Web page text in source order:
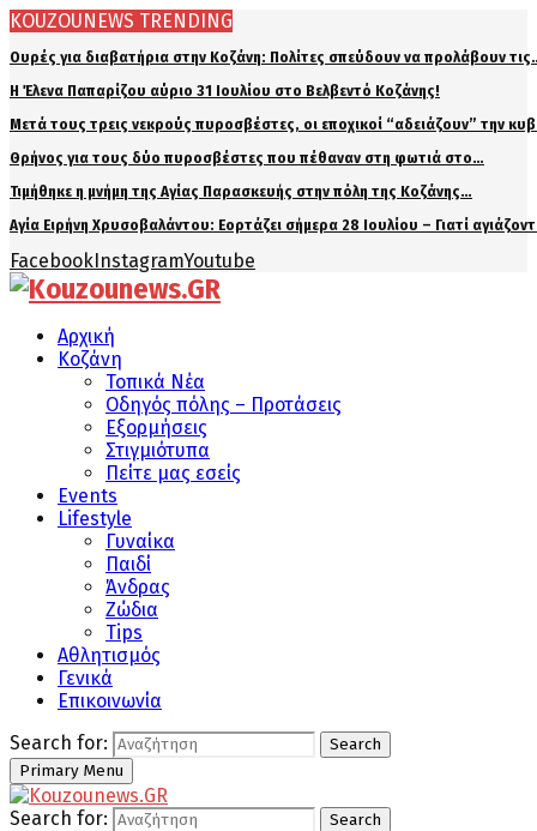
KOUZOUNEWS TRENDING
Ουρές για διαβατήρια στην Κοζάνη: Πολίτες σπεύδουν να προλάβουν
Η Έλενα Παπαρίζου αύριο 31 Ιουλίου στο Βελβεντό Κοζάνης!
Μετά τους τρεις νεκρούς πυροσβέστες, οι εποχικοί “αδειάζουν” την
Θρήνος για τους δύο πυροσβέστες που πέθαναν στη φωτιά στο…
Τιμήθηκε η μνήμη της Αγίας Παρασκευής στην πόλη της Κοζάνης…
Αγία Ειρήνη Χρυσοβαλάντου: Εορτάζει σήμερα 28 Ιουλίου – Γιατί
FacebookInstagramYoutube
Αρχική
Κοζάνη
Τοπικά Νέα
Οδηγός πόλης – Προτάσεις
Εξορμήσεις
Στιγμιότυπα
Πείτε μας εσείς
Events
Lifestyle
Γυναίκα
Παιδί
Άνδρας
Ζώδια
Tips
Αθλητισμός
Γενικά
Επικοινωνία
Search for:
Search
Primary Menu
Search for: Search